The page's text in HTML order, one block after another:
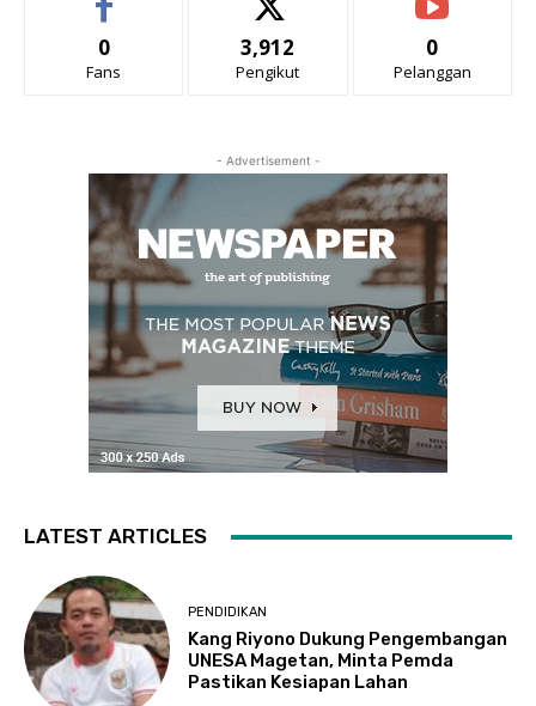
0
Fans
3,912
Pengikut
0
Pelanggan
- Advertisement -
LATEST ARTICLES
PENDIDIKAN
Kang Riyono Dukung Pengembangan
UNESA Magetan, Minta Pemda
Pastikan Kesiapan Lahan